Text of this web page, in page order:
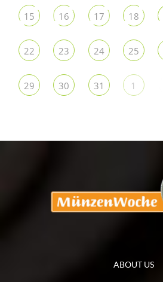
15 16 17 18
22 23 24 25
29 30 31 1
ABOUT US